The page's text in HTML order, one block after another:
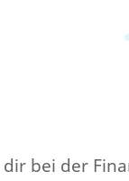
bei der